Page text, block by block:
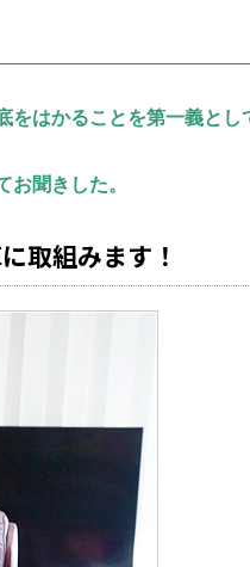
をはかることを第一義とし
聞きした。
取組みます！